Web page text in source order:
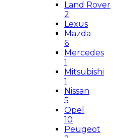
Land Rover
2
Lexus
Mazda
6
Mercedes
1
Mitsubishi
1
Nissan
5
Opel
10
Peugeot